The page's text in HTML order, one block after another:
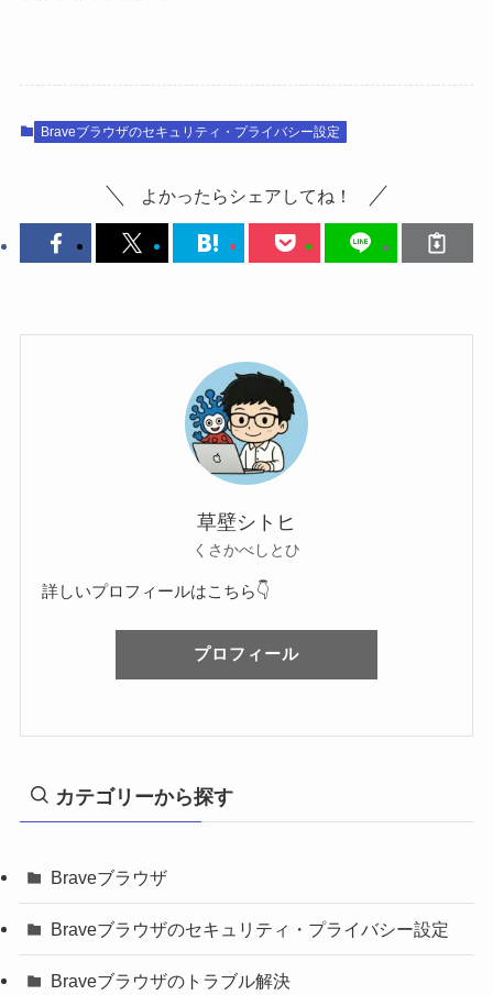
Braveブラウザのセキュリティ・プライバシー設定
よかったらシェアしてね！
草壁シトヒ
くさかべしとひ
詳しいプロフィールはこちら👇
プロフィール
カテゴリーから探す
Braveブラウザ
Braveブラウザのセキュリティ・プライバシー設定
Braveブラウザのトラブル解決